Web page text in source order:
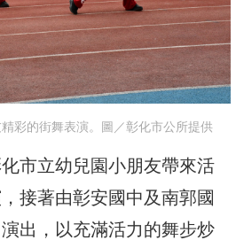
彩的街舞表演。圖／彰化市公所提供
市立幼兒園小朋友帶來活
接著由彰安國中及南郭國
出，以充滿活力的舞步炒